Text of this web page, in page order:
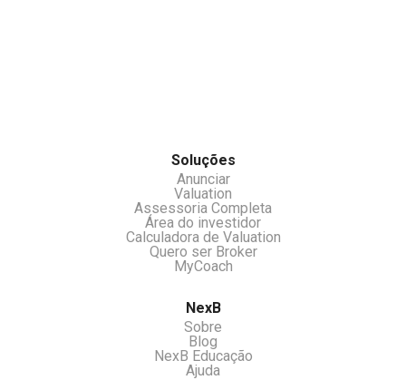
Soluções
Anunciar
Valuation
Assessoria Completa
Área do investidor
Calculadora de Valuation
Quero ser Broker
MyCoach
NexB
Sobre
Blog
NexB Educação
Ajuda